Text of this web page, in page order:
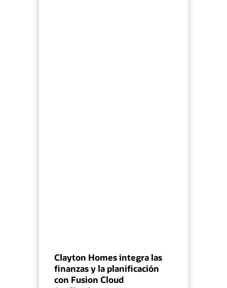
Clayton Homes integra las
finanzas y la planificación
con Fusion Cloud